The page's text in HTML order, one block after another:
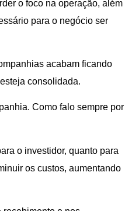
o foco na operação, além
para o negócio ser
acabam ficando
consolidada.
Como falo sempre por
o investidor, quanto para
os custos, aumentando